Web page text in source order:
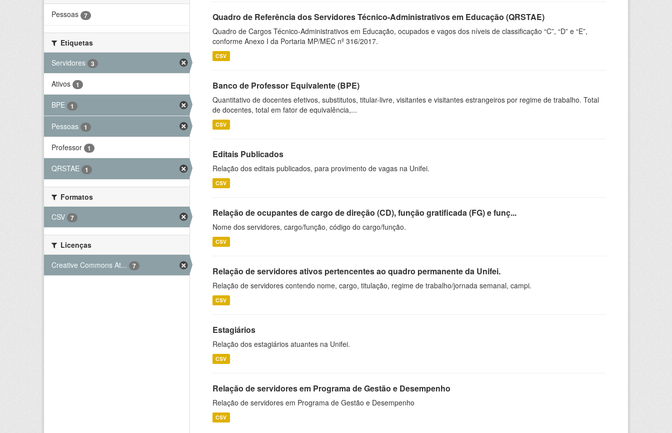
Pessoas
7
Etiquetas
Servidores
3
Ativos 1
BPE 1
Pessoas 1
Professor 1
QRSTAE 1
Formatos
CSV
7
Licenças
Creative Commons At...
7
Quadro de Referência dos Servidores Técnico-Administrativos em Educação (QRSTAE)
Quadro de Cargos Técnico-Administrativos em Educação, ocupados e vagos dos níveis de classificação “C”, “D” e “E”,
conforme Anexo I da Portaria MP/MEC nº 316/2017.
CSV
Banco de Professor Equivalente (BPE)
Quantitativo de docentes efetivos, substitutos, titular-livre, visitantes e visitantes estrangeiros por regime de trabalho. Total
de docentes, total em fator de equivalência,...
CSV
Editais Publicados
Relação dos editais publicados, para provimento de vagas na Unifei.
CSV
Relação de ocupantes de cargo de direção (CD), função gratificada (FG) e funç...
Nome dos servidores, cargo/função, código do cargo/função.
CSV
Relação de servidores ativos pertencentes ao quadro permanente da Unifei.
Relação de servidores contendo nome, cargo, titulação, regime de trabalho/jornada semanal, campi.
CSV
Estagiários
Relação dos estagiários atuantes na Unifei.
CSV
Relação de servidores em Programa de Gestão e Desempenho
Relação de servidores em Programa de Gestão e Desempenho
CSV